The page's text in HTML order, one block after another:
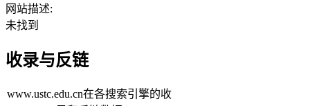
网站描述:
未找到
收录与反链
www.ustc.edu.cn在各搜索引擎的收